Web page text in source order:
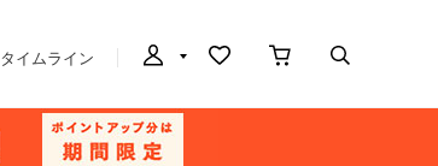
タイムライン